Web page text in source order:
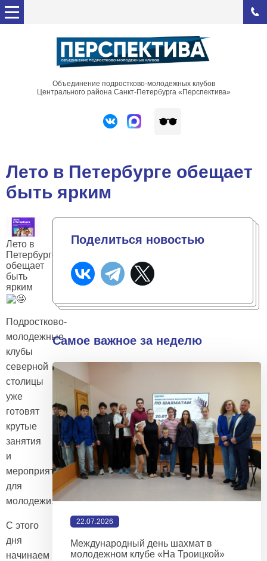
Объединение подростково-молодежных клубов
Центрального района Санкт-Петербурга «Перспектива»
Лето в Петербурге обещает
быть ярким
Лето в
Петербурге
обещает
быть
ярким
Подростково-
молодежные
клубы
северной
столицы
уже
готовят
крутые
занятия
и
мероприятия
для
молодежи.
С этого
дня
начинаем
Поделиться новостью
Самое важное за неделю
22.07.2026
Международный день шахмат в
молодежном клубе «На Троицкой»